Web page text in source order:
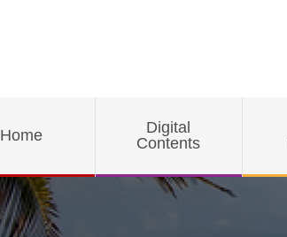
Home
Digital
Contents